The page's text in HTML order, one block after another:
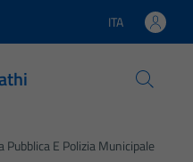
Lingua attiva:
ITA
Pubblica E Polizia Municipale